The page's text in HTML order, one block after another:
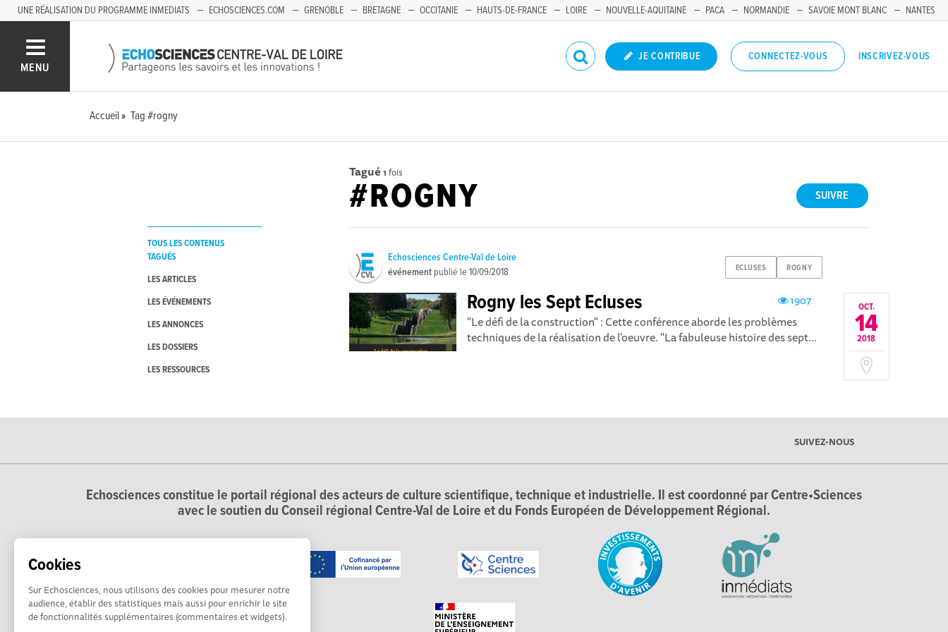
Cookies
Sur Echosciences, nous utilisons des cookies pour mesurer notre
audience, établir des statistiques mais aussi pour enrichir le site
de fonctionnalités supplémentaires (commentaires et widgets).
UNE RÉALISATION DU PROGRAMME INMEDIATS ECHOSCIENCES.COM GRENOBLE BRETAGNE OCCITANIE HAUTS-DE-FRANCE LOIRE NOUVELLE-AQUITAINE PACA NORMANDIE SAVOIE MONT BLANC
NANTES
MENU
JE CONTRIBUE CONNECTEZ-VOUS INSCRIVEZ-VOUS
Accueil Tag #rogny
TOUS LES CONTENUS
TAGUÉS
LES ARTICLES
LES ÉVÉNEMENTS
LES ANNONCES
LES DOSSIERS
LES RESSOURCES
Tagué 1 fois
SUIVRE
#ROGNY
ECLUSES ROGNY
Echosciences Centre-Val de Loire
événement publié le10/09/2018
OCT.
14
2018
1907
Rogny les Sept Ecluses
"Le défi de la construction" : Cette conférence aborde les problèmes
techniques de la réalisation de l'oeuvre. "La fabuleuse histoire des sept...
SUIVEZ-NOUS
Echosciences constitue le portail régional des acteurs de culture scientifique, technique et industrielle. Il est coordonné par Centre•Sciences
avec le soutien du Conseil régional Centre-Val de Loire et du Fonds Européen de Développement Régional.